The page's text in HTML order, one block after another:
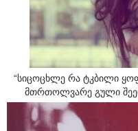
“სიცოცხლე რა ტკბილი
მთრთოლვარე გული